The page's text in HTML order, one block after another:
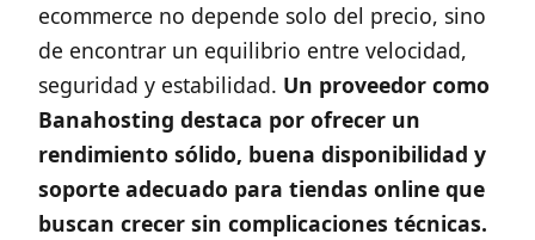
ecommerce no depende solo del precio, sino
de encontrar un equilibrio entre velocidad,
seguridad y estabilidad. Un proveedor como
Banahosting destaca por ofrecer un
rendimiento sólido, buena disponibilidad y
soporte adecuado para tiendas online que
buscan crecer sin complicaciones técnicas.